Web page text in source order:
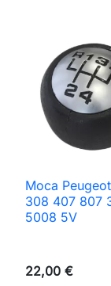
Moca
308 407 807
5008 5V
22,00 €